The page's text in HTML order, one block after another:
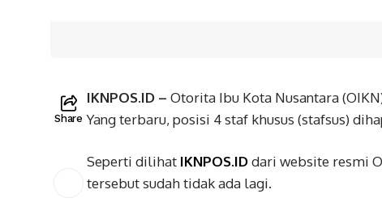
Share
IKNPOS.ID – Otorita Ibu Kota Nusantara
Yang terbaru, posisi 4 staf khusus (stafsus)
Seperti dilihat IKNPOS.IDdari website resmi
tersebut sudah tidak ada lagi.